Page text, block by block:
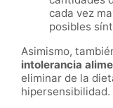
cada vez
posibles
Asimismo,
intolerancia
eliminar de la
hipersensibilidad.